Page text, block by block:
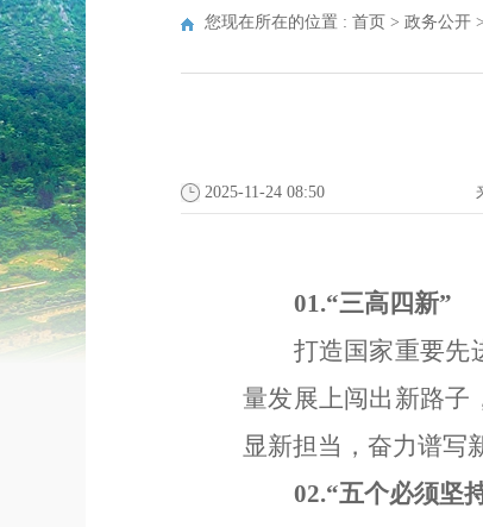
您现在所在的位置 : 首页 > 政务公开 >
2025-11-24 08:50
01.“三高四新”
打造国家重要先
量发展上闯出新路子
显新担当，奋力谱写
02.“五个必须坚